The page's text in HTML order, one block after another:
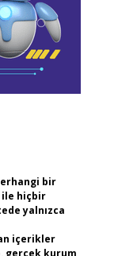
bir
ile hiçbir
yalnızca
içerikler
gerçek kurum